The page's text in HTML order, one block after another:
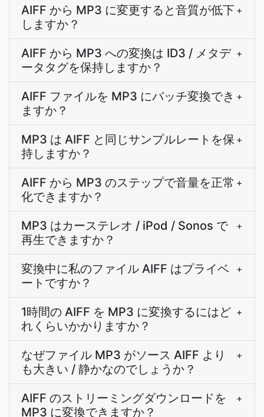
AIFF から MP3 に変更すると音質が低下
しますか？
+
AIFF から MP3 への変換は ID3 / メタデ
ータタグを保持しますか？
+
AIFF ファイルを MP3 にバッチ変換でき
ますか？
+
MP3 は AIFF と同じサンプルレートを保
持しますか？
+
AIFF から MP3 のステップで音量を正常
化できますか？
+
MP3 はカーステレオ / iPod / Sonos で
再生できますか？
+
変換中に私のファイル AIFF はプライベ
ートですか？
+
1時間の AIFF を MP3 に変換するにはど
れくらいかかりますか？
+
なぜファイル MP3 がソース AIFF より
も大きい / 静かなのでしょうか？
+
AIFF のストリーミングダウンロードを
MP3 に変換できますか？
+